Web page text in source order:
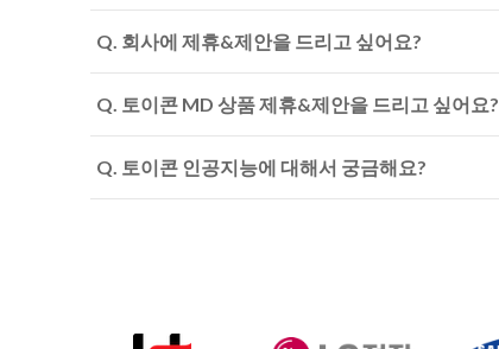
Q. 회사에 제휴&제안을 드리고 싶어요?
Q. 토이콘 MD 상품 제휴&제안을 드리고 싶어요?
Q. 토이콘 인공지능에 대해서 궁금해요?